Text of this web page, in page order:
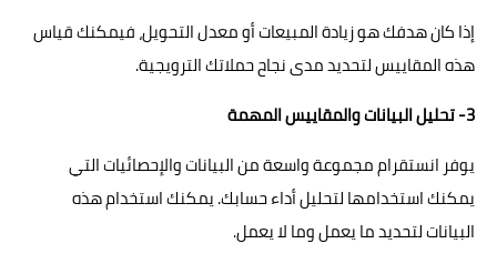
إذا كان هدفك هو زيادة المبيعات أو معدل التحويل، فيمكنك قياس
هذه المقاييس لتحديد مدى نجاح حملاتك الترويجية.
3- تحليل البيانات والمقاييس المهمة
يوفر انستقرام مجموعة واسعة من البيانات والإحصائيات التي
يمكنك استخدامها لتحليل أداء حسابك. يمكنك استخدام هذه
البيانات لتحديد ما يعمل وما لا يعمل.